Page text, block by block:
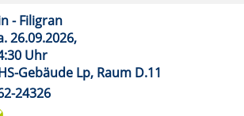
- Filigran
26.09.2026,
Uhr
Gebäude Lp, Raum D.11
24326